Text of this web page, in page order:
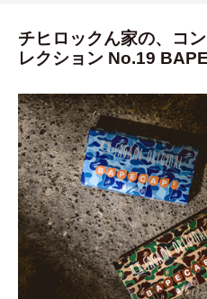
チヒロックん家の、コ
レクション No.19